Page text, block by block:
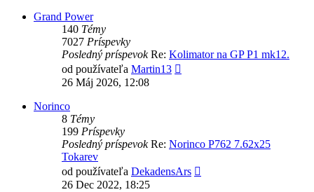
Grand Power
140 Témy
7027 Príspevky
Posledný príspevokRe: Kolimator na GP P1 mk12.
od používateľa Martin13
26 Máj 2026, 12:08
Norinco
8 Témy
199 Príspevky
Posledný príspevokRe: Norinco P762 7.62x25
Tokarev
od používateľa DekadensArs
26 Dec 2022, 18:25